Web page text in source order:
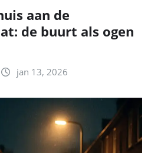
aan de
de buurt als ogen
jan 13, 2026